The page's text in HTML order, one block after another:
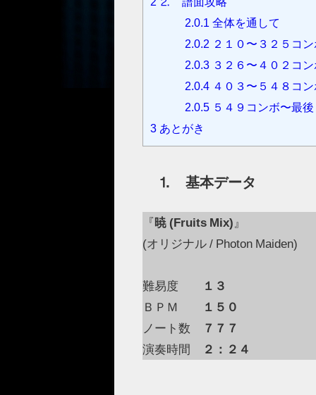
2.0.1 全体を通して
2.0.2 ２１０〜３２５コン
2.0.3３２６〜４０２コン
2.0.4４０３〜５４８コン
2.0.5５４９コンボ〜最後
3 あとがき
⒈ 基本データ
『 暁 (Fruits Mix) 』
(オリジナル / Photon Maiden)
難易度
１３
ＢＰＭ
１５０
ノート数
７７７
演奏時間
２：２４